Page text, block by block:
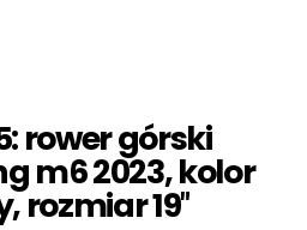
rower górski
m6 2023, kolor
rozmiar 19″